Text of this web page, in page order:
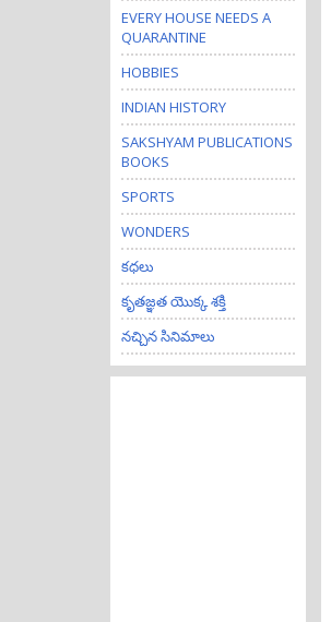
EVERY HOUSE NEEDS A
QUARANTINE
HOBBIES
INDIAN HISTORY
SAKSHYAM PUBLICATIONS
BOOKS
SPORTS
WONDERS
కధలు
కృతజ్ఞత యొక్క శక్తి
నచ్చిన సినిమాలు